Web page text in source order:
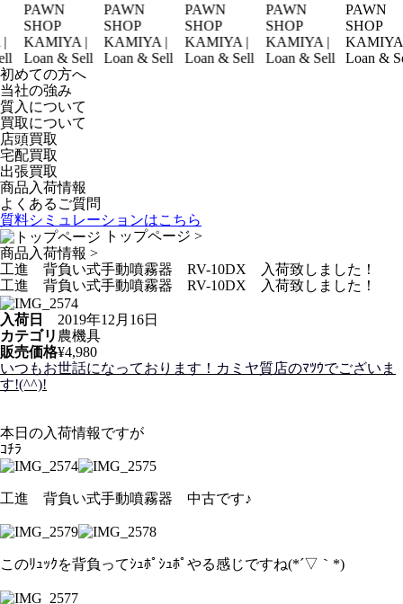
PAWN
SHOP
KAMIYA |
Loan & Sell
PAWN
SHOP
KAMIYA |
Loan & Sell
PAWN
SHOP
KAMIYA |
Loan & Sell
PAWN
SHOP
KAMIYA |
Loan & Sell
PAWN
SHOP
KAMIYA |
Loan & Sell
初めての方へ
当社の強み
質入について
買取について
店頭買取
宅配買取
出張買取
商品入荷情報
よくあるご質問
質料シミュレーションはこちら
トップページ >
商品入荷情報 >
工進 背負い式手動噴霧器 RV-10DX 入荷致しました！
工進 背負い式手動噴霧器 RV-10DX 入荷致しました！
入荷日
2019年12月16日
カテゴリ 農機具
販売価格¥4,980
いつもお世話になっております！カミヤ質店のﾏﾂｳでございま
す!(^^)!
本日の入荷情報ですが
ｺﾁﾗ
工進 背負い式手動噴霧器 中古です♪
このﾘｭｯｸを背負ってｼｭﾎﾟｼｭﾎﾟやる感じですね(*´▽｀*)